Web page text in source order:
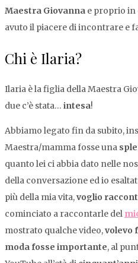
Maestra Giovanna e proprio in
avuto il piacere di incontrare e
Chi è Ilaria?
Ilaria è la figlia della Maestra
due c’è stata… intesa!
Abbiamo legato fin da subito,
Maestra/mamma fosse una
quanto lei ci abbia dato nelle
della conversazione ed io
più della mia vita,voglio
cominciato a raccontarle del
mostrato qualche video,volevo
moda fosse importante, al